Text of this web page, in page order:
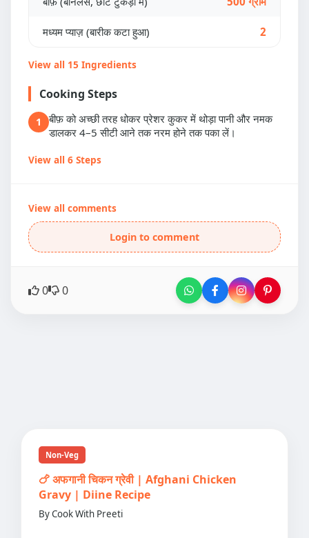
मध्यम प्याज़ (बारीक कटा हुआ) 2
View all 15 Ingredients
Cooking Steps
1
बीफ़ को अच्छी तरह धोकर प्रेशर कुकर में थोड़ा पानी और नमक
डालकर 4–5 सीटी आने तक नरम होने तक पका लें।
View all 6 Steps
View all comments
Login to comment
0 0
Non-Veg
🍗 अफगानी चिकन ग्रेवी | Afghani Chicken
Gravy | Diine Recipe
By Cook With Preeti